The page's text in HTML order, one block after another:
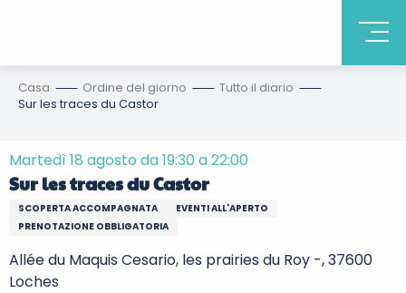
Casa Ordine del giorno
Tutto il diario
Sur les traces du Castor
Martedì 18 agosto da 19:30 a 22:00
Sur les traces du Castor
SCOPERTA ACCOMPAGNATA
EVENTI ALL'APERTO
PRENOTAZIONE OBBLIGATORIA
Allée du Maquis Cesario, les prairies du Roy -, 37600
Loches